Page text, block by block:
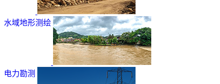
水域地形测绘
电力勘测